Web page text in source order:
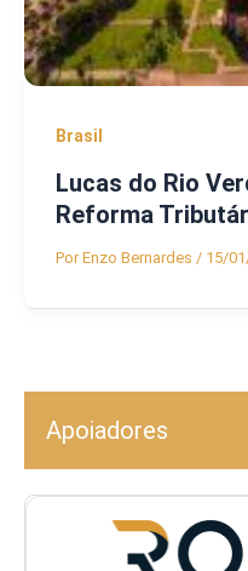
Brasil
Lucas do Rio
Reforma
PorEnzo Bernardes / 15/
Apoiadores